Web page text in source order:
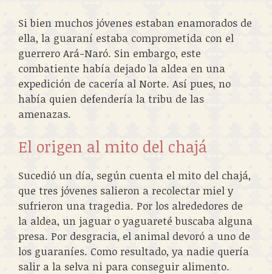
Si bien muchos jóvenes estaban enamorados de
ella, la guaraní estaba comprometida con el
guerrero Ará-Naró. Sin embargo, este
combatiente había dejado la aldea en una
expedición de cacería al Norte. Así pues, no
había quien defendería la tribu de las
amenazas.
El origen al mito del chajá
Sucedió un día, según cuenta el mito del chajá,
que tres jóvenes salieron a recolectar miel y
sufrieron una tragedia. Por los alrededores de
la aldea, un jaguar o yaguareté buscaba alguna
presa. Por desgracia, el animal devoró a uno de
los guaraníes. Como resultado, ya nadie quería
salir a la selva ni para conseguir alimento.